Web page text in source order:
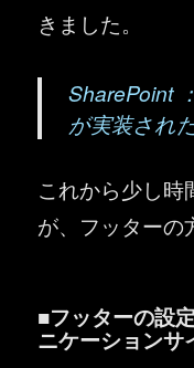
きました。
SharePoint
が実装され
これから少し時
が、フッターの
■フッターの設
ニケーションサ